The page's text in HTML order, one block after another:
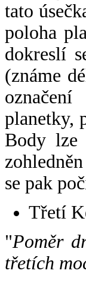
tato
poloha
dokreslí
(známe
planetky,
Body
se pak
Třetí
"Poměr
třetích